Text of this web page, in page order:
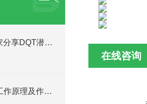
QJB潜水推流器厂家分享DQT潜水推进器型号选型参数表
调节池潜水搅拌机工作原理及作用特点、安装图、CAD结构图
在线咨询